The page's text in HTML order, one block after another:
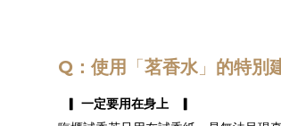
Q：使用 「茗香水 」 的特別
▎ 一定要用在身上 ▎